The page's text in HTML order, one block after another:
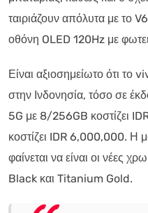
ταιριάζουν απόλυτα με το
οθόνη OLED 120Hz με
Είναι αξιοσημείωτο ότι το
στην Ινδονησία, τόσο σε
5G με 8/256GB κοστίζει
κοστίζει IDR 6,000,000. Η
φαίνεται να είναι οι νέες
Black και Titanium Gold.